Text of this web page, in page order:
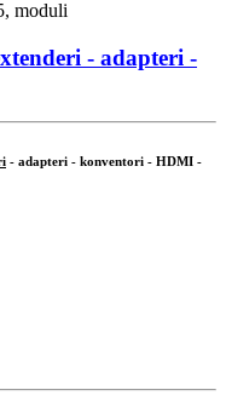
- adapteri -
- adapteri - konventori - HDMI -